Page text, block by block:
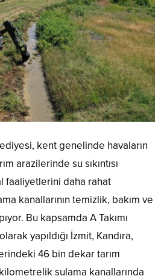
kent genelinde havaların
arazilerinde su sıkıntısı
faaliyetlerini daha rahat
kanallarının temizlik, bakım ve
Bu kapsamda A Takımı
yapıldığı İzmit, Kandıra,
46 bin dekar tarım
sulama kanallarında